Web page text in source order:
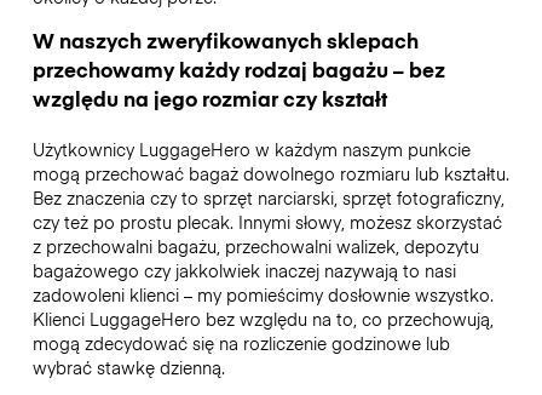
W naszych zweryfikowanych sklepach
przechowamy każdy rodzaj bagażu – bez
względu na jego rozmiar czy kształt
Użytkownicy LuggageHero w każdym naszym punkcie
mogą przechować bagaż dowolnego rozmiaru lub kształtu.
Bez znaczenia czy to sprzęt narciarski, sprzęt fotograficzny,
czy też po prostu plecak. Innymi słowy, możesz skorzystać
z przechowalni bagażu, przechowalni walizek, depozytu
bagażowego czy jakkolwiek inaczej nazywają to nasi
zadowoleni klienci – my pomieścimy dosłownie wszystko.
Klienci LuggageHero bez względu na to, co przechowują,
mogą zdecydować się na rozliczenie godzinowe lub
wybrać stawkę dzienną.